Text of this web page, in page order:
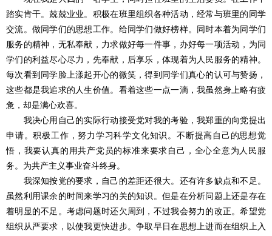
踏实肯干。兢兢业业。积极在班里组织各种活动，经常与班里的同学
交流。做同学们的思想工作。给同学们做好榜样。同时本着为同学们
服务的精神，无私奉献，力求做好每一件事，办好每一项活动，为同
学们的利益尽心尽力，先奉献，后享乐，体现着为人民服务的精神。
每次看到同学脸上漾起开心的微笑，得到同学们真心的认可与赞扬，
这些都是我追求的人生价值。看着这些一点一滴，我虽然身上略有疲
惫，却是满心欢喜。
我决心用自己的实际行动接受党对我的考验，我郑重的向党提出
申请。积极工作，努力学习科学文化知识。不断提高自己的思想觉
悟，我要认真的用共产党员的标准来要求自己，全心全意为人民服
务。为共产主义事业奋斗终身。
我深知按党的要求，自己的差距还很大。还有许多缺点和不足。
虽然利用课余的时间来学习的关的知识。但是在分析问题上还是存在
着明显的不足。考虑问题时还欠周到，不过我会努力的改正。希望党
组织从严要求，以使我更快进步。争取早日在思想上进而在组织上入